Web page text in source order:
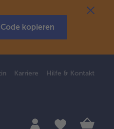
Code kopieren
Karriere Hilfe & Kontakt